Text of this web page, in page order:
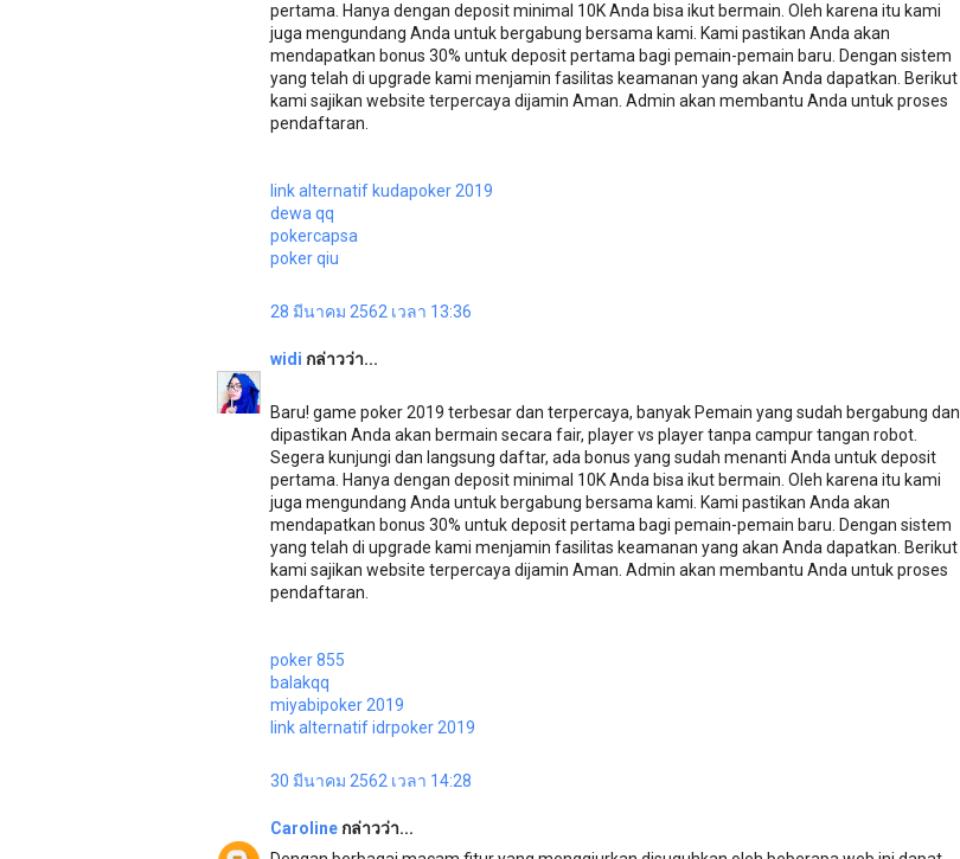
pertama. Hanya dengan deposit minimal 10K Anda bisa ikut bermain. Oleh karena itu kami
juga mengundang Anda untuk bergabung bersama kami. Kami pastikan Anda akan
mendapatkan bonus 30% untuk deposit pertama bagi pemain-pemain baru. Dengan sistem
yang telah di upgrade kami menjamin fasilitas keamanan yang akan Anda dapatkan. Berikut
kami sajikan website terpercaya dijamin Aman. Admin akan membantu Anda untuk proses
pendaftaran.
link alternatif kudapoker 2019
dewa qq
pokercapsa
poker qiu
28 มีนาคม 2562 เวลา 13:36
widi กล่าวว่า...
Baru! game poker 2019 terbesar dan terpercaya, banyak Pemain yang sudah bergabung dan
dipastikan Anda akan bermain secara fair, player vs player tanpa campur tangan robot.
Segera kunjungi dan langsung daftar, ada bonus yang sudah menanti Anda untuk deposit
pertama. Hanya dengan deposit minimal 10K Anda bisa ikut bermain. Oleh karena itu kami
juga mengundang Anda untuk bergabung bersama kami. Kami pastikan Anda akan
mendapatkan bonus 30% untuk deposit pertama bagi pemain-pemain baru. Dengan sistem
yang telah di upgrade kami menjamin fasilitas keamanan yang akan Anda dapatkan. Berikut
kami sajikan website terpercaya dijamin Aman. Admin akan membantu Anda untuk proses
pendaftaran.
poker 855
balakqq
miyabipoker 2019
link alternatif idrpoker 2019
30 มีนาคม 2562 เวลา 14:28
Caroline กล่าวว่า...